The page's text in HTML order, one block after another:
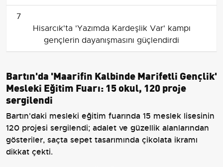
7
Hisarcık'ta 'Yazımda Kardeşlik Var' kampı
gençlerin dayanışmasını güçlendirdi
Bartın'da 'Maarifin Kalbinde Marifetli Gençlik'
Mesleki Eğitim Fuarı: 15 okul, 120 proje
sergilendi
Bartın'daki mesleki eğitim fuarında 15 meslek lisesinin
120 projesi sergilendi; adalet ve güzellik alanlarından
gösteriler, saçta sepet tasarımında çikolata ikramı
dikkat çekti.